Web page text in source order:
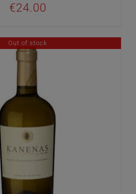
€24.00
Out of stock